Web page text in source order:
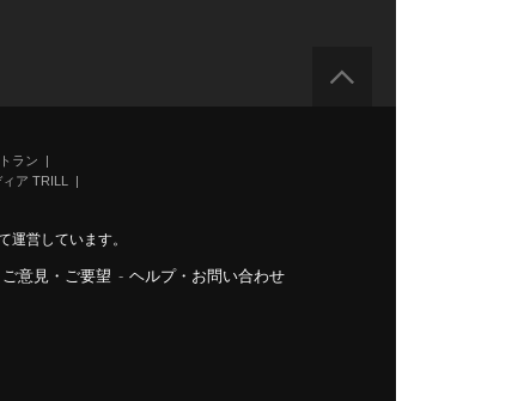
ラン
ア TRILL
運営しています。
ご意見・ご要望 - ヘルプ・お問い合わせ